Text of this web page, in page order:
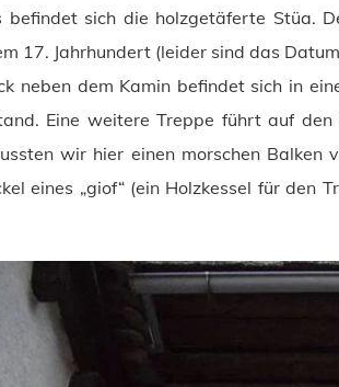
befindet sich die holzgetäferte Stüa.
17. Jahrhundert (leider sind das
neben dem Kamin befindet sich in
Eine weitere Treppe führt auf
wir hier einen morschen
eines „giof“ (ein Holzkessel für